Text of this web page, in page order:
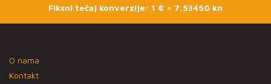
Fiksni tečaj konverzije: 1 € = 7,53450 kn
O nama
Kontakt